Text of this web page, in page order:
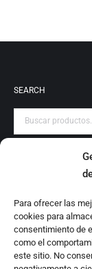
Para ofrecer las
cookies para
consentimiento de
como el
este sitio. No
SEARCH
PRODUCT
Catálogo
Escrituras Locales
Estudio
Investigación